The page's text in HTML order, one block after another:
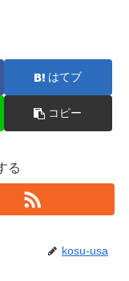
はてブ
コピー
る
kosu-usa